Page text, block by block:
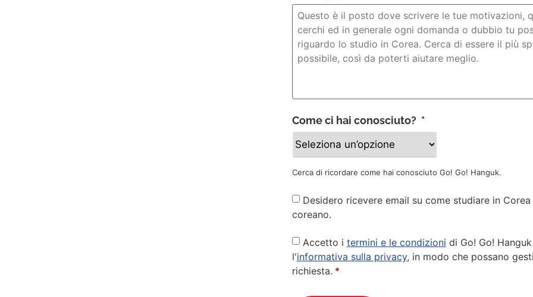
Come ci hai conosciuto? *
Cerca di ricordare come hai conosciuto Go! Go! Hanguk.
Newsletter
Desidero ricevere email su come studiare in
coreano.
Privacy
Policy
Accetto i termini e le condizioni di Go! Go!
l'informativa sulla privacy, in modo che possano
richiesta. *